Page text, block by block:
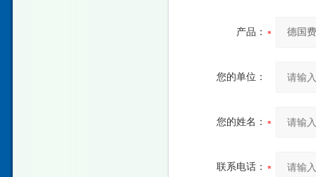
产品：
您的单位：
您的姓名：
联系电话：